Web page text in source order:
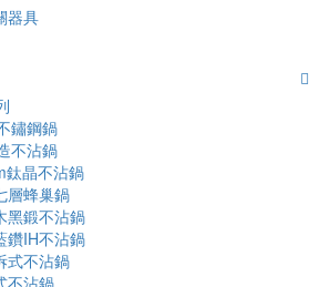
器具
鏽鋼鍋
不沾鍋
鈦晶不沾鍋
層蜂巢鍋
黑鍛不沾鍋
鑽IH不沾鍋
式不沾鍋
不沾鍋